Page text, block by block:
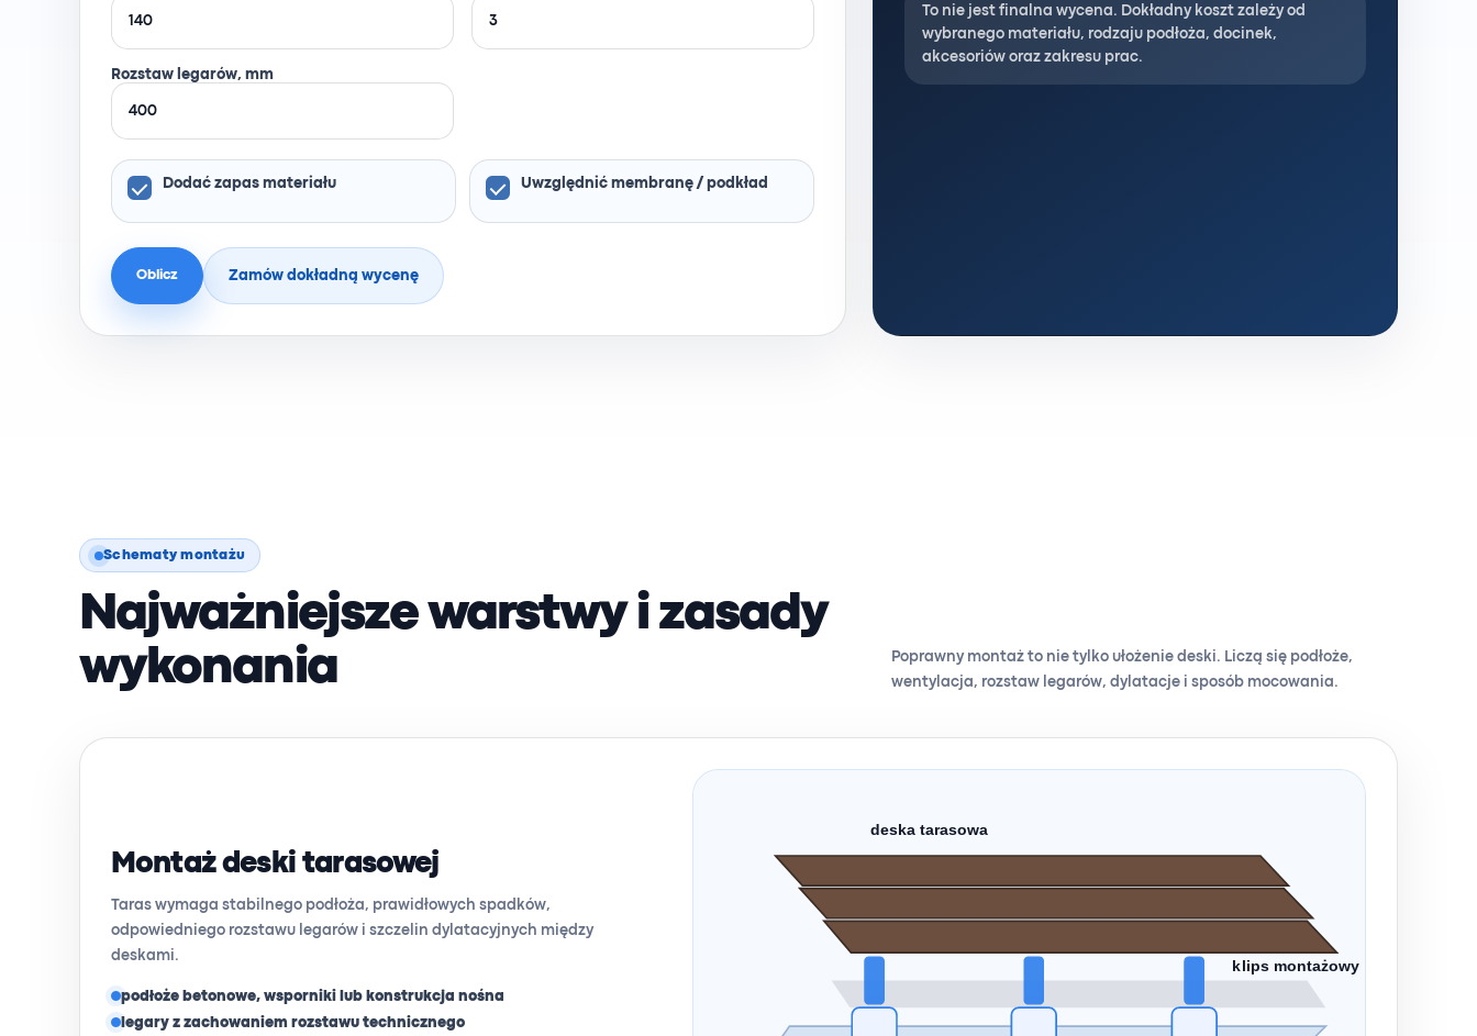
Rozstaw legarów, mm
Dodać zapas materiału Uwzględnić membranę / podkład
Oblicz Zamów dokładną wycenę
To nie jest finalna wycena. Dokładny koszt zależy od
wybranego materiału, rodzaju podłoża, docinek,
akcesoriów oraz zakresu prac.
Schematy montażu
Najważniejsze warstwy i zasady
wykonania
Poprawny montaż to nie tylko ułożenie deski. Liczą się podłoże,
wentylacja, rozstaw legarów, dylatacje i sposób mocowania.
Montaż deski tarasowej
Taras wymaga stabilnego podłoża, prawidłowych spadków,
odpowiedniego rozstawu legarów i szczelin dylatacyjnych między
deskami.
podłoże betonowe, wsporniki lub konstrukcja nośna
legary z zachowaniem rozstawu technicznego
deska tarasowa
klips montażowy